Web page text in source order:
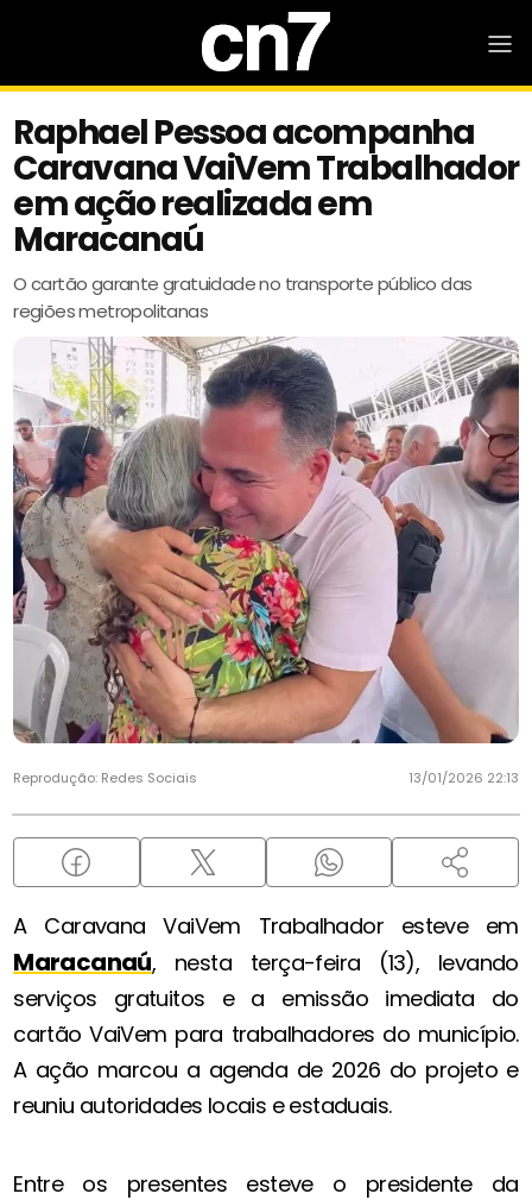
Raphael Pessoa acompanha
Caravana VaiVem Trabalhador
em ação realizada em
Maracanaú
O cartão garante gratuidade no transporte público das
regiões metropolitanas
Reprodução: Redes Sociais 13/01/2026 22:13
A Caravana VaiVem Trabalhador esteve em
Maracanaú, nesta terça-feira (13), levando
serviços gratuitos e a emissão imediata do
cartão VaiVem para trabalhadores do município.
A ação marcou a agenda de 2026 do projeto e
reuniu autoridades locais e estaduais.
Entre os presentes esteve o presidente da